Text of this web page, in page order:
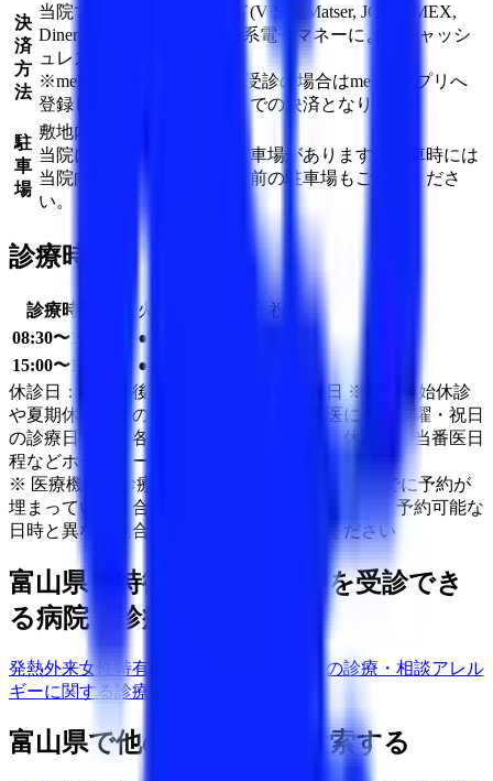
決
済
方
法
当院ではクレジットカード(VISA, Matser, JCB, AMEX,
Diners, DISCOVER)、交通系電子マネーによるキャッシ
ュレス決済が可能です。
※melmoオンライン診療を受診の場合はmelmoアプリへ
登録したクレジットカードでの決済となります。
駐
車
場
敷地内専用駐車場あり
当院には15台駐車可能な駐車場があります。満車時には
当院向かい「あつまーれ」前の駐車場もご利用くださ
い。
診療時間
診療時間 火
祝
08:30〜12:00
●
15:00〜18:00
●
休診日：水曜午後・土曜午後、日曜・祝日 ※年末年始休診
や夏期休診、その他臨時休診、休日当番医による日曜・祝日
の診療日あり。各曜日、時間帯の担当医、休診日、当番医日
程などホームページからご確認ください。
※ 医療機関の診療時間は上記の通りですが、すでに予約が
埋まっている場合や病院の都合などにより実際に予約可能な
日時と異なる場合がありますのでご了承ください
富山県 で特徴的な診療内容を受診でき
る病院・診療所をさがす
発熱外来女性特有の診療・相談 男性特有の診療・相談アレル
ギーに関する診療・相談
富山県で他の診療内容で検索する